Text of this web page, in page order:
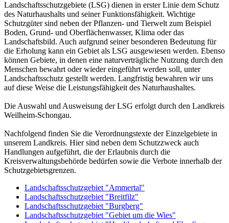
Landschaftsschutzgebiete (LSG) dienen in erster Linie dem Schutz
des Naturhaushalts und seiner Funktionsfähigkeit. Wichtige
Schutzgüter sind neben der Pflanzen- und Tierwelt zum Beispiel
Boden, Grund- und Oberflächenwasser, Klima oder das
Landschaftsbild. Auch aufgrund seiner besonderen Bedeutung für
die Erholung kann ein Gebiet als LSG ausgewiesen werden. Ebenso
können Gebiete, in denen eine naturverträgliche Nutzung durch den
Menschen bewahrt oder wieder eingeführt werden soll, unter
Landschaftsschutz gestellt werden. Langfristig bewahren wir uns
auf diese Weise die Leistungsfähigkeit des Naturhaushaltes.
Die Auswahl und Ausweisung der LSG erfolgt durch den Landkreis
Weilheim-Schongau.
Nachfolgend finden Sie die Verordnungstexte der Einzelgebiete in
unserem Landkreis. Hier sind neben dem Schutzzweck auch
Handlungen aufgeführt, die der Erlaubnis durch die
Kreisverwaltungsbehörde bedürfen sowie die Verbote innerhalb der
Schutzgebietsgrenzen.
Landschaftsschutzgebiet "Ammertal"
Landschaftsschutzgebiet "Breitfilz"
Landschaftsschutzgebiet "Burgberg"
Landschaftsschutzgebiet "Gebiet um die Wies"